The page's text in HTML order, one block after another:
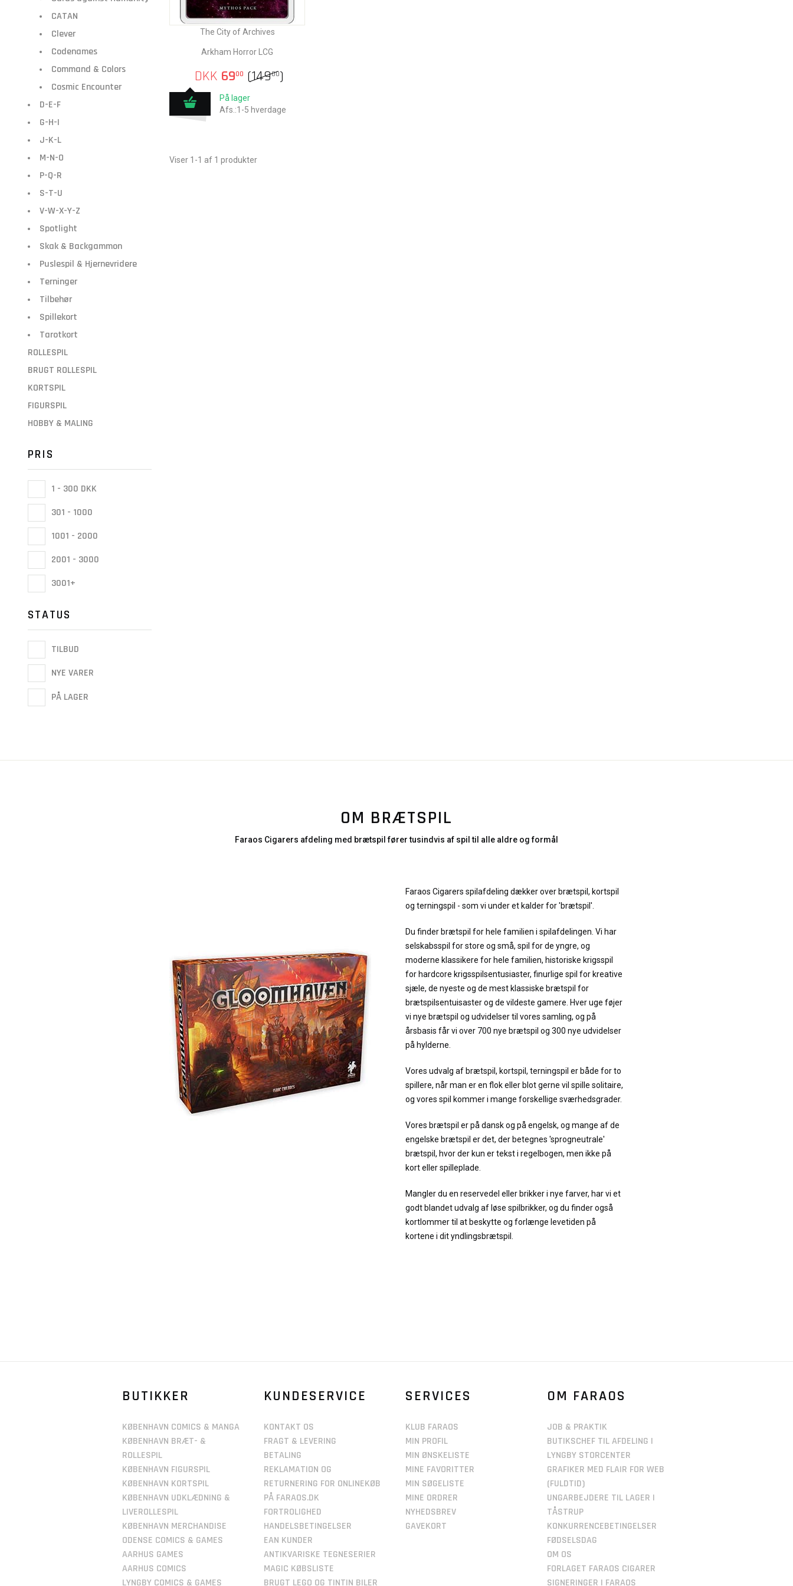
CATAN
Clever
Codenames
Command & Colors
Cosmic Encounter
D-E-F
G-H-I
J-K-L
M-N-O
P-Q-R
S-T-U
V-W-X-Y-Z
Spotlight
Skak & Backgammon
Puslespil & Hjernevridere
Terninger
Tilbehør
Spillekort
Tarotkort
ROLLESPIL
BRUGT ROLLESPIL
KORTSPIL
FIGURSPIL
HOBBY & MALING
PRIS
1 - 300 DKK
301 - 1000
1001 - 2000
2001 - 3000
3001+
STATUS
TILBUD
NYE VARER
PÅ LAGER
The City of Archives
Arkham Horror LCG
DKK 6900 (14900)
På lager
Afs.:1-5 hverdage
Viser 1-1 af 1 produkter
OM BRÆTSPIL
Faraos Cigarers afdeling med brætspil fører tusindvis af spil til alle aldre og formål
Faraos Cigarers spilafdeling dækker over brætspil, kortspil
og terningspil - som vi under et kalder for 'brætspil'.
Du finder brætspil for hele familien i spilafdelingen. Vi har
selskabsspil for store og små, spil for de yngre, og
moderne klassikere for hele familien, historiske krigsspil
for hardcore krigsspilsentusiaster, finurlige spil for kreative
sjæle, de nyeste og de mest klassiske brætspil for
brætspilsentuisaster og de vildeste gamere. Hver uge føjer
vi nye brætspil og udvidelser til vores samling, og på
årsbasis får vi over 700 nye brætspil og 300 nye udvidelser
på hylderne.
Vores udvalg af brætspil, kortspil, terningspil er både for to
spillere, når man er en flok eller blot gerne vil spille solitaire,
og vores spil kommer i mange forskellige sværhedsgrader.
Vores brætspil er på dansk og på engelsk, og mange af de
engelske brætspil er det, der betegnes 'sprogneutrale'
brætspil, hvor der kun er tekst i regelbogen, men ikke på
kort eller spilleplade.
Mangler du en reservedel eller brikker i nye farver, har vi et
godt blandet udvalg af løse spilbrikker, og du finder også
kortlommer til at beskytte og forlænge levetiden på
kortene i dit yndlingsbrætspil.
BUTIKKER
KØBENHAVN COMICS & MANGA
KØBENHAVN BRÆT- &
ROLLESPIL
KØBENHAVN FIGURSPIL
KØBENHAVN KORTSPIL
KØBENHAVN UDKLÆDNING &
LIVEROLLESPIL
KØBENHAVN MERCHANDISE
ODENSE COMICS & GAMES
AARHUS GAMES
AARHUS COMICS
LYNGBY COMICS & GAMES
KUNDESERVICE
KONTAKT OS
FRAGT & LEVERING
BETALING
REKLAMATION OG
RETURNERING FOR ONLINEKØB
PÅ FARAOS.DK
FORTROLIGHED
HANDELSBETINGELSER
EAN KUNDER
ANTIKVARISKE TEGNESERIER
MAGIC KØBSLISTE
BRUGT LEGO OG TINTIN BILER
SERVICES
KLUB FARAOS
MIN PROFIL
MIN ØNSKELISTE
MINE FAVORITTER
MIN SØGELISTE
MINE ORDRER
NYHEDSBREV
GAVEKORT
OM FARAOS
JOB & PRAKTIK
BUTIKSCHEF TIL AFDELING I
LYNGBY STORCENTER
GRAFIKER MED FLAIR FOR WEB
(FULDTID)
UNGARBEJDERE TIL LAGER I
TÅSTRUP
KONKURRENCEBETINGELSER
FØDSELSDAG
OM OS
FORLAGET FARAOS CIGARER
SIGNERINGER I FARAOS